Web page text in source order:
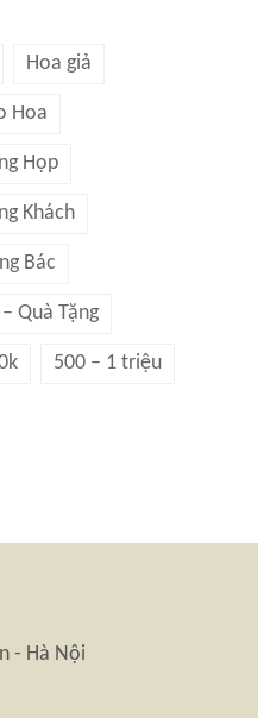
Hoa giả
Hoa
Họp
Khách
Bác
Quà Tặng
500 – 1 triệu
- Hà Nội